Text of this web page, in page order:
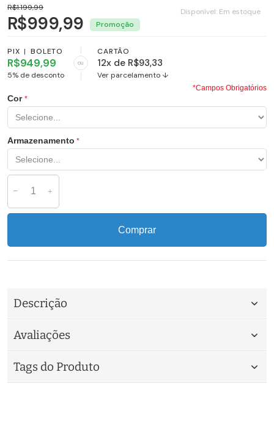
Disponível: Em estoque
R$1.199,99
R$999,99
PIX | BOLETO
R$949,99
5% de desconto
ou
CARTÃO
12x de R$93,33
Ver parcelamento ↓
Cor
Armazenamento
*Campos Obrigatórios
Comprar
Descrição
Avaliações
Tags do Produto